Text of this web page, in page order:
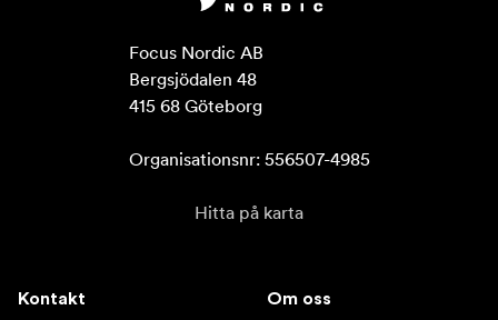
Focus Nordic AB
Bergsjödalen 48
415 68 Göteborg
Organisationsnr: 556507-4985
Hitta på karta
Kontakt Om oss